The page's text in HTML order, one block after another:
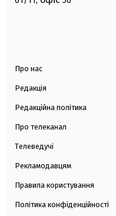
Про нас
Редакція
Редакційна політика
Про телеканал
Телеведучі
Рекламодавцям
Правила користування
Політика конфіденційності